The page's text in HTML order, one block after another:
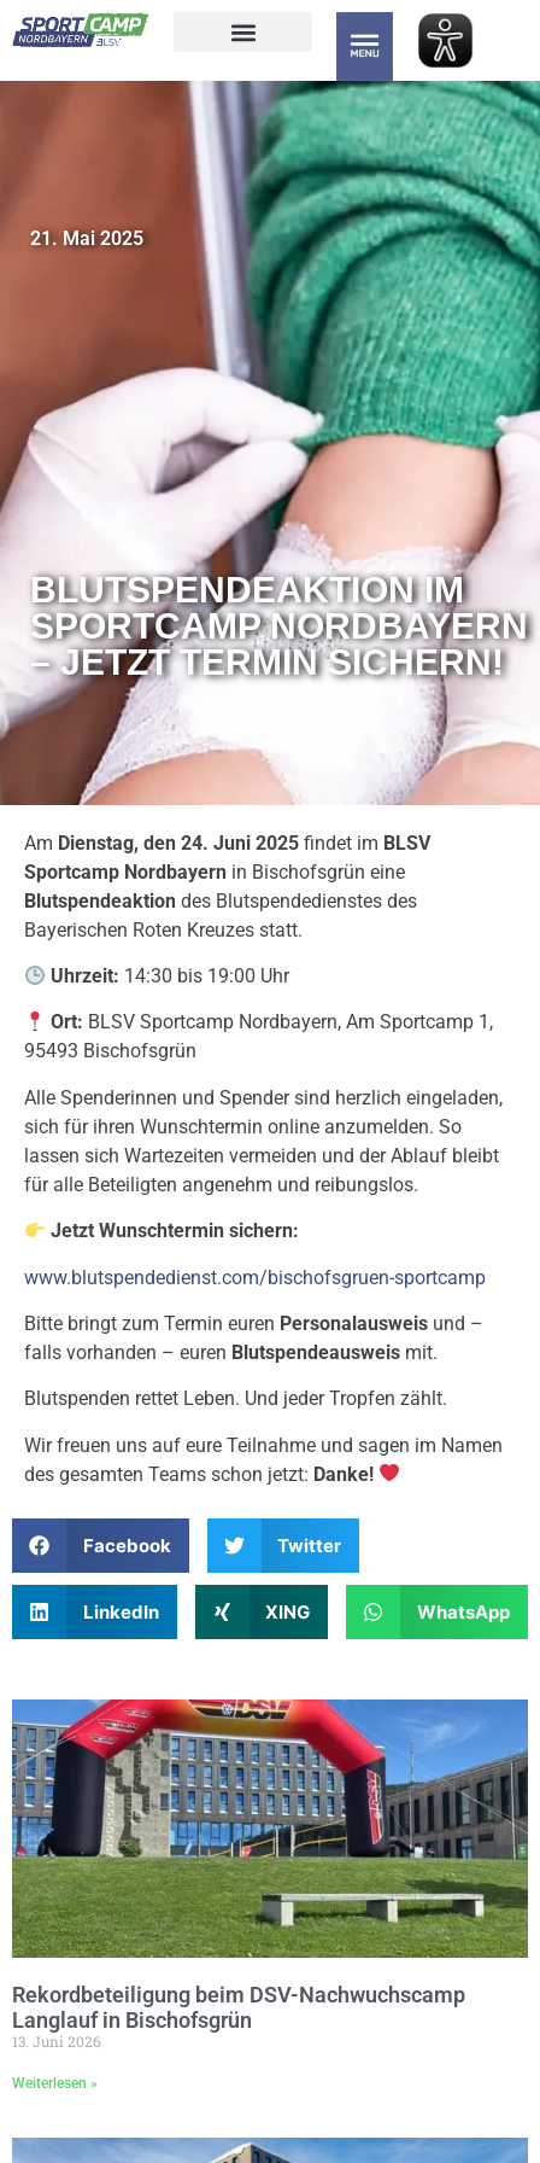
BLUTSPENDEAKTION IM
SPORTCAMP NORDBAYERN
– JETZT TERMIN SICHERN!
21. Mai 2025
Am Dienstag, den 24. Juni 2025 findet im BLSV
Sportcamp Nordbayern in Bischofsgrün eine
Blutspendeaktion des Blutspendedienstes des
Bayerischen Roten Kreuzes statt.
Uhrzeit: 14:30 bis 19:00 Uhr
Ort: BLSV Sportcamp Nordbayern, Am Sportcamp 1,
95493 Bischofsgrün
Alle Spenderinnen und Spender sind herzlich eingeladen,
sich für ihren Wunschtermin online anzumelden. So
lassen sich Wartezeiten vermeiden und der Ablauf bleibt
für alle Beteiligten angenehm und reibungslos.
Jetzt Wunschtermin sichern:
www.blutspendedienst.com/bischofsgruen-sportcamp
Bitte bringt zum Termin euren Personalausweis und –
falls vorhanden – euren Blutspendeausweis mit.
Blutspenden rettet Leben. Und jeder Tropfen zählt.
Wir freuen uns auf eure Teilnahme und sagen im Namen
des gesamten Teams schon jetzt: Danke!
Facebook Twitter
LinkedIn XING WhatsApp
Rekordbeteiligung beim DSV-Nachwuchscamp
Langlauf in Bischofsgrün
13. Juni 2026
Weiterlesen »